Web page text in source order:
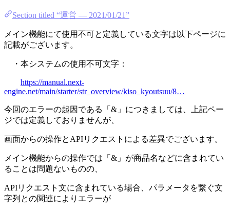
Section titled “運営 — 2021/01/21”
メイン機能にて使用不可と定義している文字は以下ページに
記載がございます。
・本システムの使用不可文字：
https://manual.next-
engine.net/main/starter/str_overview/kiso_kyoutsuu/8…
今回のエラーの起因である「&」につきましては、上記ペー
ジでは定義しておりませんが、
画面からの操作とAPIリクエストによる差異でございます。
メイン機能からの操作では「&」が商品名などに含まれてい
ることは問題ないものの、
APIリクエスト文に含まれている場合、パラメータを繋ぐ文
字列との関連によりエラーが